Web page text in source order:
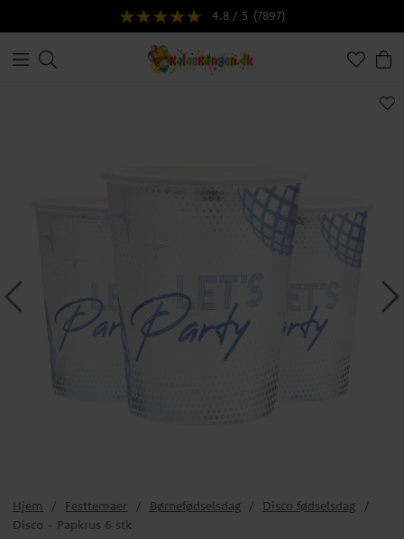
4.8 / 5 (7897)
Hjem Festtemaer Børnefødselsdag
Disco fødselsdag
Disco - Papkrus 6 stk